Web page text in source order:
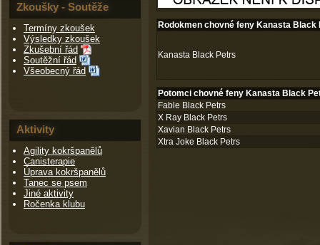
Zkoušky - Soutěže
Termíny zkoušek
Výsledky zkoušek
Zkušební řád
Soutěžní řád
Všeobecný řád
Aktivity
Agility kokršpanělů
Canisterapie
Úprava kokršpanělů
Tanec se psem
Jiné aktivity
Ročenka klubu
Rodokmen chovné feny Kanasta Black
Kanasta Black Petrs
Potomci chovné feny Kanasta Black
Fable Black Petrs
X Ray Black Petrs
Xavian Black Petrs
Xtra Joke Black Petrs